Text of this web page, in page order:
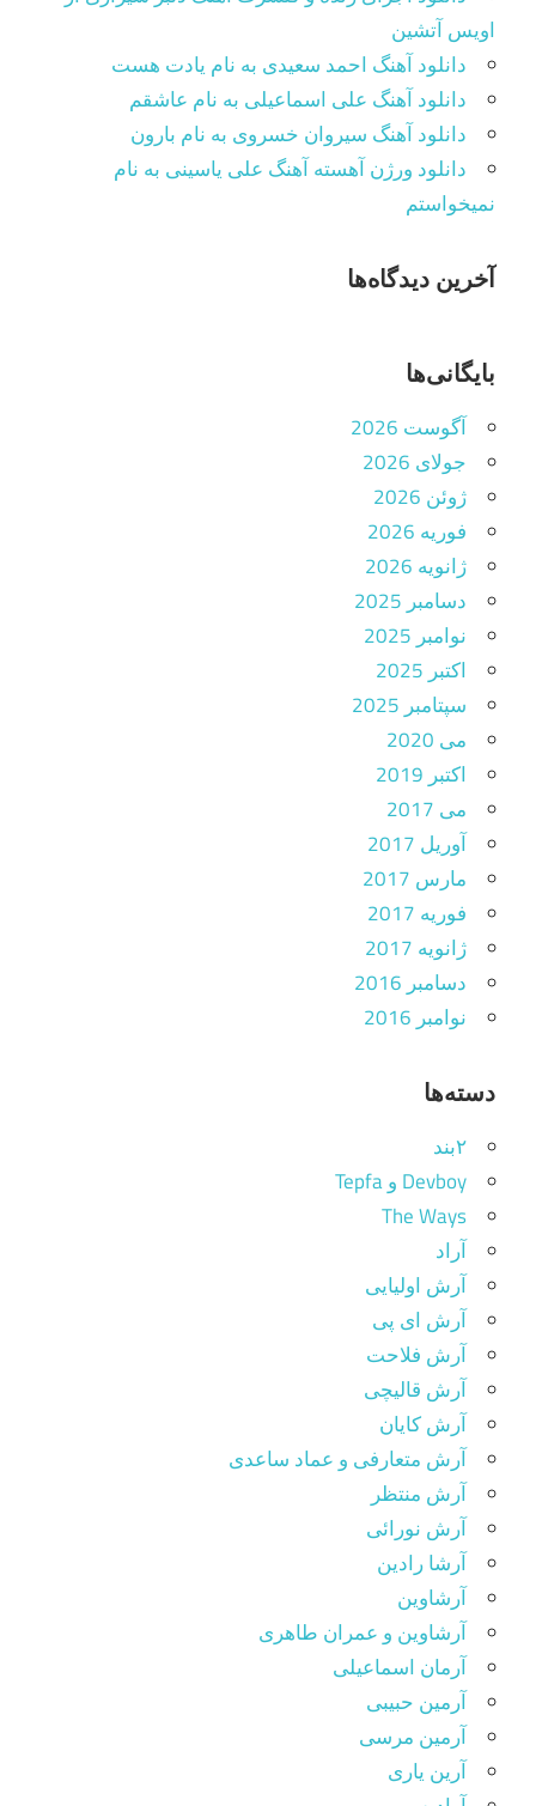
اویس آتشین
دانلود آهنگ احمد سعیدی به نام یادت هست
دانلود آهنگ علی اسماعیلی به نام عاشقم
دانلود آهنگ سیروان خسروی به نام بارون
دانلود ورژن آهسته آهنگ علی یاسینی به نام
نمیخواستم
آخرین دیدگاه‌ها
بایگانی‌ها
آگوست 2026
جولای 2026
ژوئن 2026
فوریه 2026
ژانویه 2026
دسامبر 2025
نوامبر 2025
اکتبر 2025
سپتامبر 2025
می 2020
اکتبر 2019
می 2017
آوریل 2017
مارس 2017
فوریه 2017
ژانویه 2017
دسامبر 2016
نوامبر 2016
دسته‌ها
۲بند
Devboy و Tepfa
The Ways
آراد
آرش اولیایی
آرش ای پی
آرش فلاحت
آرش قالیچی
آرش کایان
آرش متعارفی و عماد ساعدی
آرش منتظر
آرش نورائی
آرشا رادین
آرشاوین
آرشاوین و عمران طاهری
آرمان اسماعیلی
آرمین حبیبی
آرمین مرسی
آرین یاری